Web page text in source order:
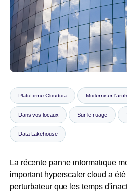
Secteur public
Santé
Éducation
Salle de presse
Plateforme Cloudera Moderniser
Dans vos locaux Sur le nuage
Data Lakehouse
La récente panne informatique
important hyperscaler cloud a
perturbateur que les temps